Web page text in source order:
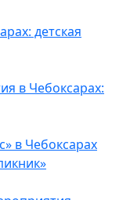
детская
в Чебоксарах:
в Чебоксарах